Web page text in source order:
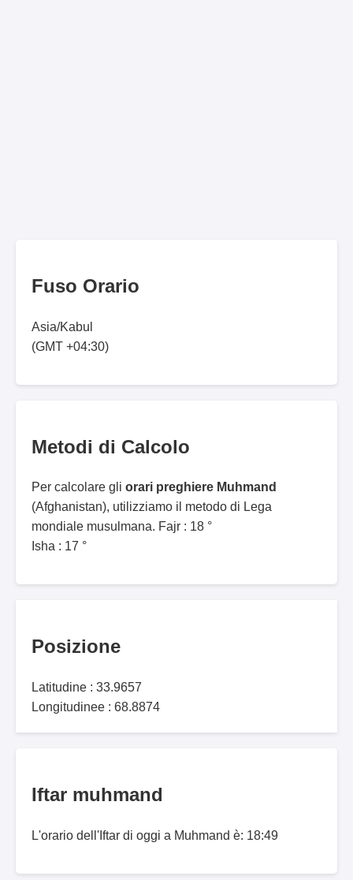
Fuso Orario
Asia/Kabul
(GMT +04:30)
Metodi di Calcolo
Per calcolare gli orari preghiere Muhmand
(Afghanistan), utilizziamo il metodo di Lega
mondiale musulmana. Fajr : 18 °
Isha : 17 °
Posizione
Latitudine : 33.9657
Longitudinee : 68.8874
Iftar muhmand
L'orario dell'Iftar di oggi a Muhmand è: 18:49